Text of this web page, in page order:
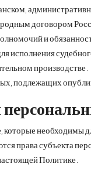
договором
и
производстве.
подлежащих
необходимы
права субъекта
Политике.